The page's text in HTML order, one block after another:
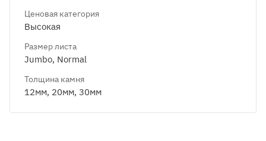
Ценовая категория
Высокая
Размер листа
Jumbo, Normal
Толщина камня
12мм, 20мм, 30мм